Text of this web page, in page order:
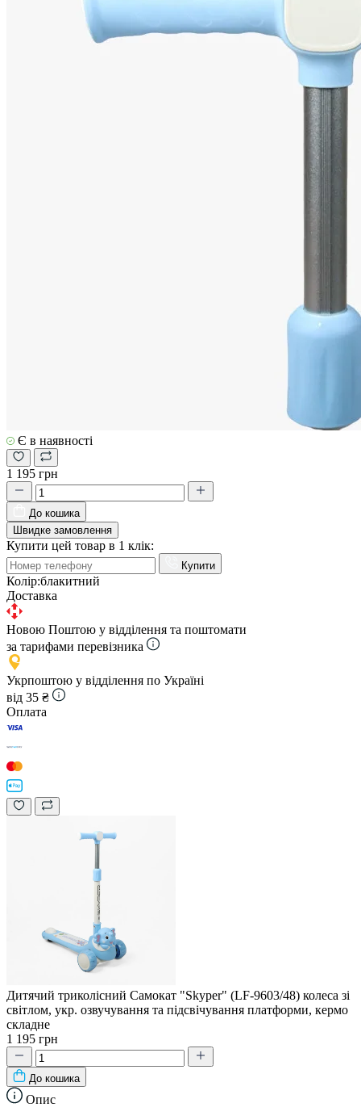
Є в наявності
1 195 грн
До кошика
Швидке замовлення
Купити цей товар в 1 клік:
Купити
Колір:блакитний
Доставка
Новою Поштою у відділення та поштомати
за тарифами перевізника
Укрпоштою у відділення по Україні
від 35 ₴
Оплата
Дитячий триколісний Самокат "Skyper" (LF-9603/48) колеса зі
світлом, укр. озвучування та підсвічування платформи, кермо
складне
1 195 грн
До кошика
Опис